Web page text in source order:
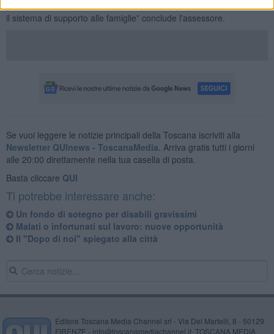
il sistema di supporto alle famiglie” conclude l'assessore.
Se vuoi leggere le notizie principali della Toscana iscriviti alla
Newsletter QUInews - ToscanaMedia. Arriva gratis tutti i giorni
alle 20:00 direttamente nella tua casella di posta.
Basta cliccare QUI
Ti potrebbe interessare anche:
Un fondo di sotegno per disabili gravissimi
Malati o infortunati sul lavoro: nuove opportunità
Il "Dopo di noi" spiegato alla città
Editore Toscana Media Channel srl - Via Dei Martelli, 8 - 50129
FIRENZE - info@toscanamediachannel.it. TOSCANA MEDIA